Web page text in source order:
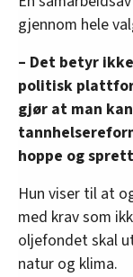
gjennom hele
– Det betyr
politisk
gjør at man
hoppe og
Hun viser til at
med krav som
oljefondet skal
natur og klima.